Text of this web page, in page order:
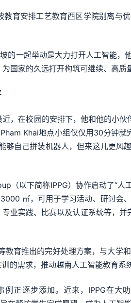
育安排工艺教育西区学院别离与
的一起举动是大力打开人工智能
国家的久远打开构筑可继续、高质
，在校园的安排下，他和他的小
Khai地点小组仅仅用30分钟
够自己拼装机器人，但来这儿更
（以下简称IPPG）协作启动了“人
㎡，可用于学习活动、研讨会
业实践、比赛以及认证系统等，
教育推出的完好处理方案，与大
的需求，推动越南人工智能教育系
正逐步添加。近来，IPPG在大